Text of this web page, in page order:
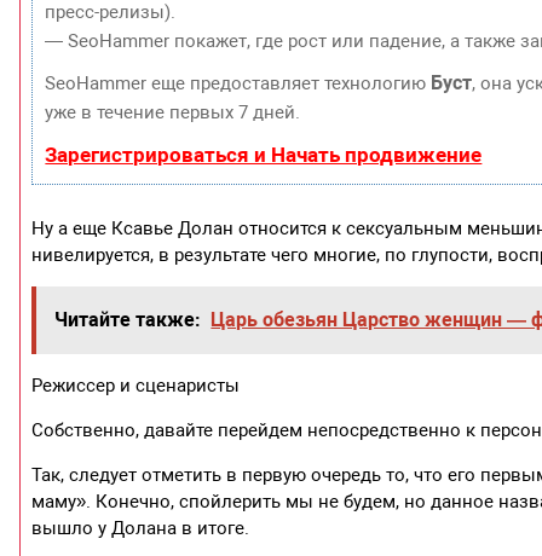
пресс-релизы).
— SeoHammer покажет, где рост или падение, а также
SeoHammer еще предоставляет технологию Буст, она
уже в течение первых 7 дней.
Зарегистрироваться и Начать продвижение
Ну а еще Ксавье Долан относится к сексуальным
нивелируется, в результате чего многие, по глупости,
Читайте также: Царь обезьян Царство женщин —
Режиссер и сценаристы
Собственно, давайте перейдем непосредственно к
Так, следует отметить в первую очередь то, что его
маму». Конечно, спойлерить мы не будем, но данное
вышло у Долана в итоге.